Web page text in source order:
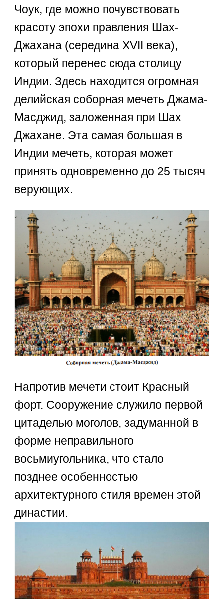
Чоук, где можно почувствовать
красоту эпохи правления Шах-
Джахана (середина XVII века),
который перенес сюда столицу
Индии. Здесь находится огромная
делийская соборная мечеть Джама-
Масджид, заложенная при Шах
Джахане. Эта самая большая в
Индии мечеть, которая может
принять одновременно до 25 тысяч
верующих.
Напротив мечети стоит Красный
форт. Сооружение служило первой
цитаделью моголов, задуманной в
форме неправильного
восьмиугольника, что стало
позднее особенностью
архитектурного стиля времен этой
династии.